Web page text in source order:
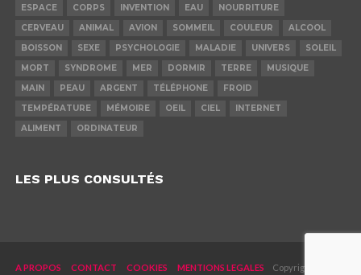
ESPACE
CORPS INVENTION EAU
NOURRITURE
CERVEAU
ANIMAL AVION SOMMEIL COULEUR
ALCOOL
BOISSON
SEXE PSYCHOLOGIE MALADIE UNIVERS
SOLEIL
MORT
SYNDROME MER DORMIR TERRE
MUSIQUE
MAIN
PEAU ARGENT TÉLÉPHONE
FROID
TEMPÉRATURE
MÉMOIRE OEIL CIEL
INTERNET
ALIMENT
ORDINATEUR
LES PLUS CONSULTÉS
A PROPOS CONTACT COOKIES MENTIONS LEGALES Copyright © 2019